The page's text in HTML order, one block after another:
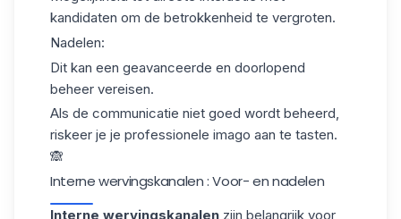
kandidaten om de betrokkenheid te vergroten.
Nadelen:
Dit kan een geavanceerde en doorlopend
beheer vereisen.
Als de communicatie niet goed wordt beheerd,
riskeer je je professionele imago aan te tasten.
🙈
Interne wervingskanalen : Voor- en nadelen
Interne wervingskanalen zijn belangrijk voor